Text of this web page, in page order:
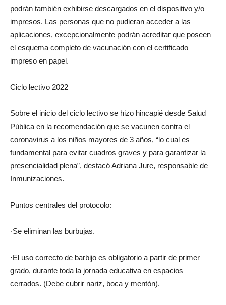
podrán también exhibirse descargados en el dispositivo y/o
impresos. Las personas que no pudieran acceder a las
aplicaciones, excepcionalmente podrán acreditar que poseen
el esquema completo de vacunación con el certificado
impreso en papel.
Ciclo lectivo 2022
Sobre el inicio del ciclo lectivo se hizo hincapié desde Salud
Pública en la recomendación que se vacunen contra el
coronavirus a los niños mayores de 3 años, “lo cual es
fundamental para evitar cuadros graves y para garantizar la
presencialidad plena”, destacó Adriana Jure, responsable de
Inmunizaciones.
Puntos centrales del protocolo:
·Se eliminan las burbujas.
·El uso correcto de barbijo es obligatorio a partir de primer
grado, durante toda la jornada educativa en espacios
cerrados. (Debe cubrir nariz, boca y mentón).